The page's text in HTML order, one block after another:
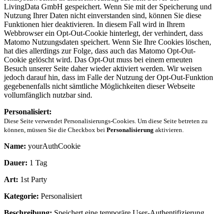
LivingData GmbH gespeichert. Wenn Sie mit der Speicherung und
Nutzung Ihrer Daten nicht einverstanden sind, können Sie diese
Funktionen hier deaktivieren. In diesem Fall wird in Ihrem
Webbrowser ein Opt-Out-Cookie hinterlegt, der verhindert, dass
Matomo Nutzungsdaten speichert. Wenn Sie Ihre Cookies löschen,
hat dies allerdings zur Folge, dass auch das Matomo Opt-Out-
Cookie gelöscht wird. Das Opt-Out muss bei einem erneuten
Besuch unserer Seite daher wieder aktiviert werden. Wir weisen
jedoch darauf hin, dass im Falle der Nutzung der Opt-Out-Funktion
gegebenenfalls nicht sämtliche Möglichkeiten dieser Webseite
vollumfänglich nutzbar sind.
Personalisiert:
Diese Seite verwendet Personalisierungs-Cookies. Um diese Seite betreten zu
können, müssen Sie die Checkbox bei Personalisierung aktivieren.
Name: yourAuthCookie
Dauer: 1 Tag
Art: 1st Party
Kategorie: Personalisiert